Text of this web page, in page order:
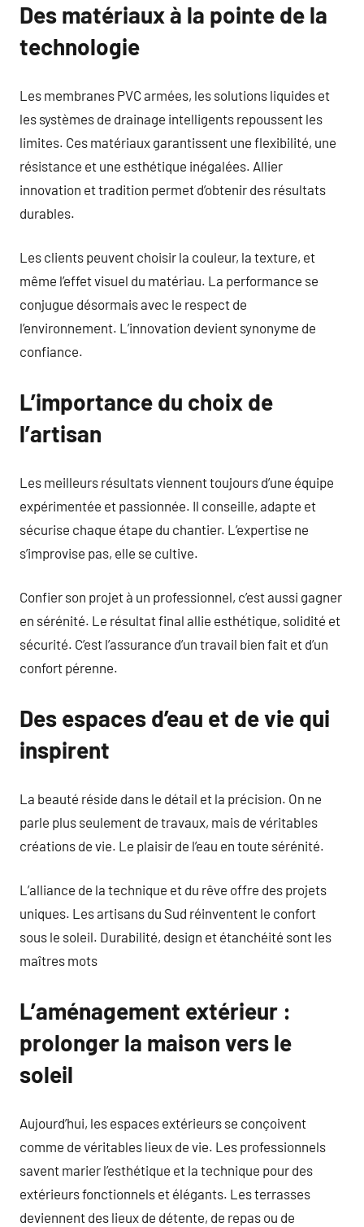
Des matériaux à la pointe de la
technologie
Les membranes PVC armées, les solutions liquides et
les systèmes de drainage intelligents repoussent les
limites. Ces matériaux garantissent une flexibilité, une
résistance et une esthétique inégalées. Allier
innovation et tradition permet d’obtenir des résultats
durables.
Les clients peuvent choisir la couleur, la texture, et
même l’effet visuel du matériau. La performance se
conjugue désormais avec le respect de
l’environnement. L’innovation devient synonyme de
confiance.
L’importance du choix de
l’artisan
Les meilleurs résultats viennent toujours d’une équipe
expérimentée et passionnée. Il conseille, adapte et
sécurise chaque étape du chantier. L’expertise ne
s’improvise pas, elle se cultive.
Confier son projet à un professionnel, c’est aussi gagner
en sérénité. Le résultat final allie esthétique, solidité et
sécurité. C’est l’assurance d’un travail bien fait et d’un
confort pérenne.
Des espaces d’eau et de vie qui
inspirent
La beauté réside dans le détail et la précision. On ne
parle plus seulement de travaux, mais de véritables
créations de vie. Le plaisir de l’eau en toute sérénité.
L’alliance de la technique et du rêve offre des projets
uniques. Les artisans du Sud réinventent le confort
sous le soleil. Durabilité, design et étanchéité sont les
maîtres mots
L’aménagement extérieur :
prolonger la maison vers le
soleil
Aujourd’hui, les espaces extérieurs se conçoivent
comme de véritables lieux de vie. Les professionnels
savent marier l’esthétique et la technique pour des
extérieurs fonctionnels et élégants. Les terrasses
deviennent des lieux de détente, de repas ou de